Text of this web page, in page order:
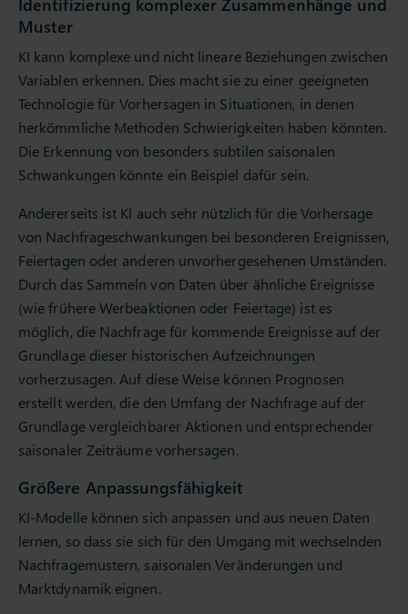
Identifizierung komplexer Zusammenhänge und
Muster
KI kann komplexe und nicht lineare Beziehungen zwischen
Variablen erkennen. Dies macht sie zu einer geeigneten
Technologie für Vorhersagen in Situationen, in denen
herkömmliche Methoden Schwierigkeiten haben könnten.
Die Erkennung von besonders subtilen saisonalen
Schwankungen könnte ein Beispiel dafür sein.
Andererseits ist KI auch sehr nützlich für die Vorhersage
von Nachfrageschwankungen bei besonderen Ereignissen,
Feiertagen oder anderen unvorhergesehenen Umständen.
Durch das Sammeln von Daten über ähnliche Ereignisse
(wie frühere Werbeaktionen oder Feiertage) ist es
möglich, die Nachfrage für kommende Ereignisse auf der
Grundlage dieser historischen Aufzeichnungen
vorherzusagen. Auf diese Weise können Prognosen
erstellt werden, die den Umfang der Nachfrage auf der
Grundlage vergleichbarer Aktionen und entsprechender
saisonaler Zeiträume vorhersagen.
Größere Anpassungsfähigkeit
KI-Modelle können sich anpassen und aus neuen Daten
lernen, so dass sie sich für den Umgang mit wechselnden
Nachfragemustern, saisonalen Veränderungen und
Marktdynamik eignen.